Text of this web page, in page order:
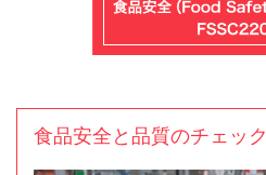
食品安全と品質のチェック